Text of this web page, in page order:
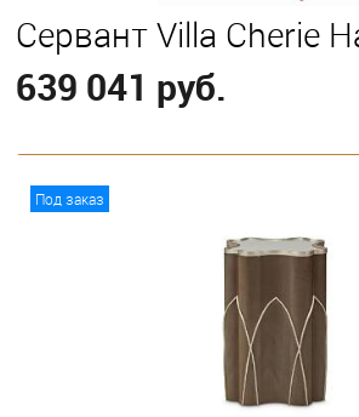
Сервант Villa Cherie
639 041 руб.
Под заказ